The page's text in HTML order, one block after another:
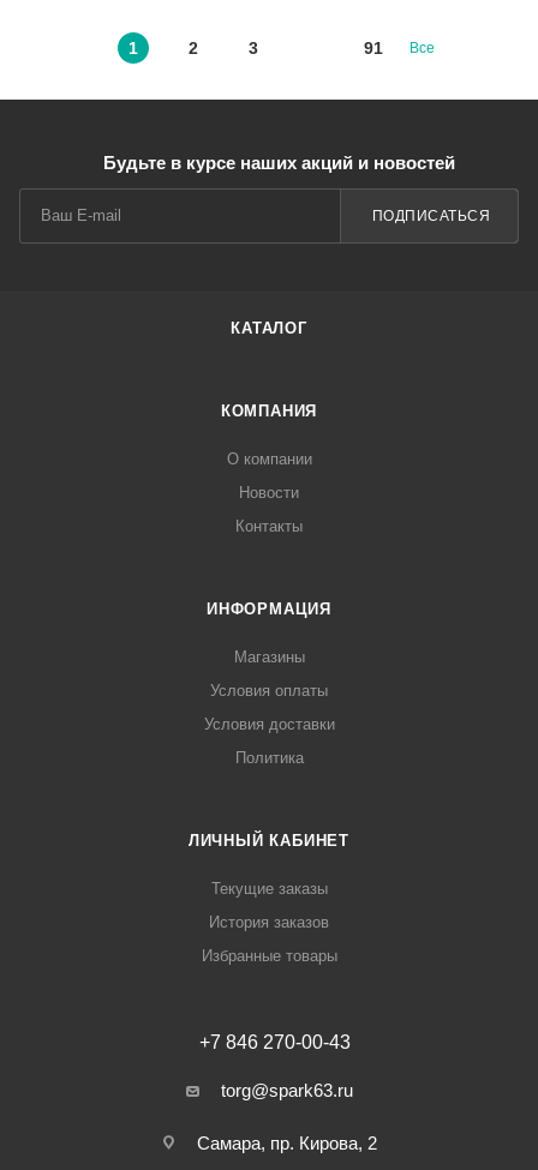
1 2 3 91 Все
Будьте в курсе наших акций и новостей
ПОДПИСАТЬСЯ
КАТАЛОГ
КОМПАНИЯ
О компании
Новости
Контакты
ИНФОРМАЦИЯ
Магазины
Условия оплаты
Условия доставки
Политика
ЛИЧНЫЙ КАБИНЕТ
Текущие заказы
История заказов
Избранные товары
+7 846 270-00-43
torg@spark63.ru
Самара, пр. Кирова, 2